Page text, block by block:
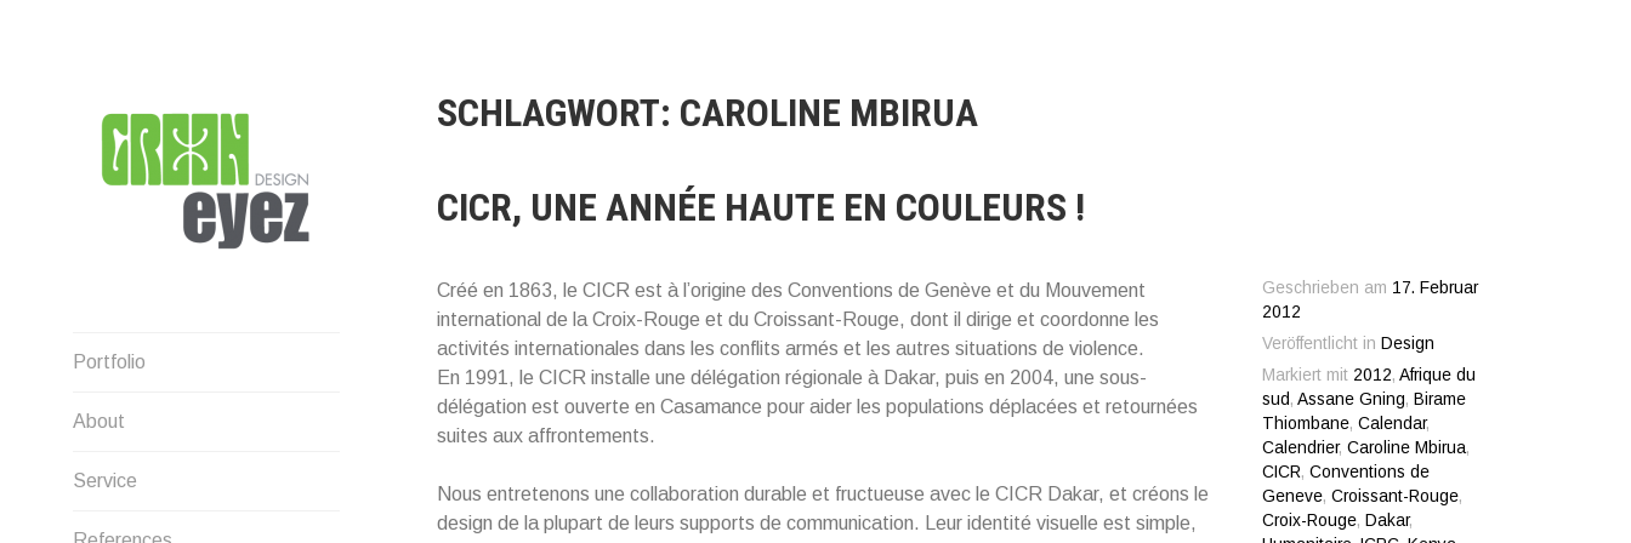
Portfolio
About
Service
SCHLAGWORT: CAROLINE MBIRUA
CICR, UNE ANNÉE HAUTE EN COULEURS !
Geschrieben am 17. Februar
2012
Veröffentlicht in Design
Markiert mit 2012,Afrique du
sud ,Assane Gning, Birame
Thiombane,Calendar,
Calendrier,Caroline Mbirua,
CICR,Conventions de
Geneve,Croissant-Rouge,
Croix-Rouge, Dakar,
Créé en 1863, le CICR est à l’origine des Conventions de Genève et du Mouvement
international de la Croix-Rouge et du Croissant-Rouge, dont il dirige et coordonne les
activités internationales dans les conflits armés et les autres situations de violence.
En 1991, le CICR installe une délégation régionale à Dakar, puis en 2004, une sous-
délégation est ouverte en Casamance pour aider les populations déplacées et retournées
suites aux affrontements.
Nous entretenons une collaboration durable et fructueuse avec le CICR Dakar, et créons le
design de la plupart de leurs supports de communication. Leur identité visuelle est simple,